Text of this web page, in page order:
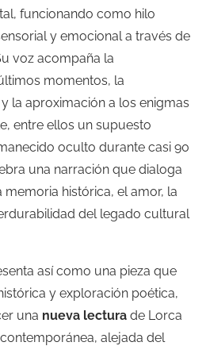
funcionando como hilo
y emocional a través de
voz acompaña la
momentos, la
la aproximación a los enigmas
entre ellos un supuesto
oculto durante casi 90
una narración que dialoga
histórica, el amor, la
del legado cultural
así como una pieza que
y exploración poética,
una nueva lectura de Lorca
alejada del